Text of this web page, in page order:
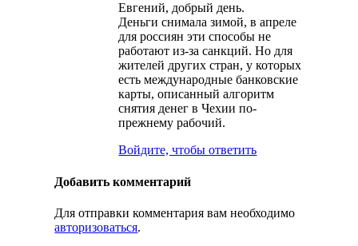
Евгений, добрый день.
Деньги снимала зимой, в апреле
для россиян эти способы не
работают из-за санкций. Но для
жителей других стран, у которых
есть международные банковские
карты, описанный алгоритм
снятия денег в Чехии по-
прежнему рабочий.
Войдите, чтобы ответить
Добавить комментарий
Для отправки комментария вам необходимо
авторизоваться.